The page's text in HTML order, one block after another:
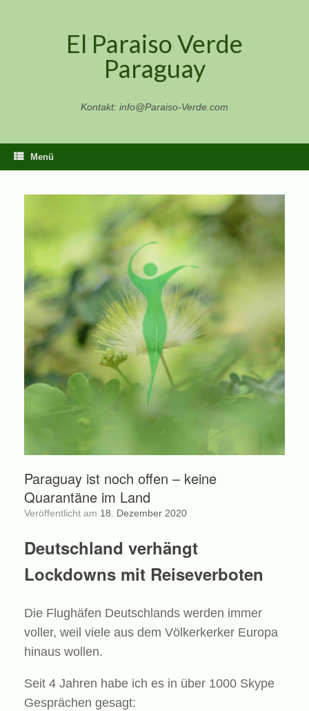
El Paraiso Verde
Paraguay
Kontakt: info@Paraiso-Verde.com
Menü
Paraguay ist noch offen – keine
Quarantäne im Land
Veröffentlicht am 18. Dezember 2020
Deutschland verhängt
Lockdowns mit Reiseverboten
Die Flughäfen Deutschlands werden immer
voller, weil viele aus dem Völkerkerker Europa
hinaus wollen.
Seit 4 Jahren habe ich es in über 1000 Skype
Gesprächen gesagt: